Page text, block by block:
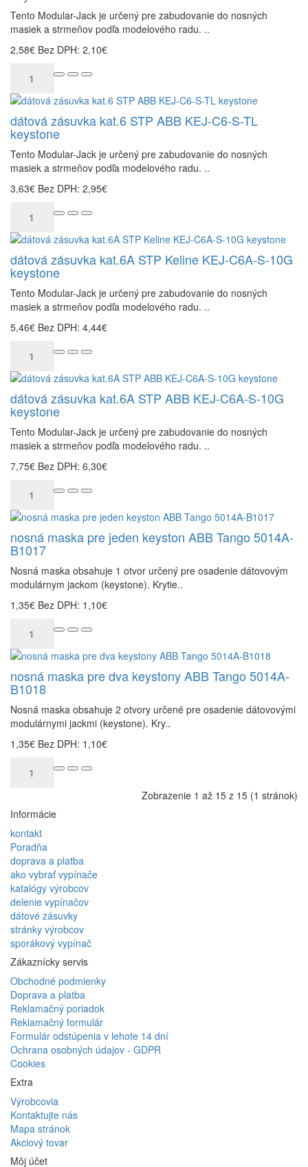
Tento Modular-Jack je určený pre zabudovanie do nosných
masiek a strmeňov podľa modelového radu. ..
2,58€ Bez DPH: 2,10€
dátová zásuvka kat.6 STP ABB KEJ-C6-S-TL
keystone
Tento Modular-Jack je určený pre zabudovanie do nosných
masiek a strmeňov podľa modelového radu. ..
3,63€ Bez DPH: 2,95€
dátová zásuvka kat.6A STP Keline KEJ-C6A-S-10G
keystone
Tento Modular-Jack je určený pre zabudovanie do nosných
masiek a strmeňov podľa modelového radu. ..
5,46€ Bez DPH: 4,44€
dátová zásuvka kat.6A STP ABB KEJ-C6A-S-10G
keystone
Tento Modular-Jack je určený pre zabudovanie do nosných
masiek a strmeňov podľa modelového radu. ..
7,75€ Bez DPH: 6,30€
nosná maska pre jeden keyston ABB Tango 5014A-
B1017
Nosná maska obsahuje 1 otvor určený pre osadenie dátovovým
modulárnym jackom (keystone). Krytie..
1,35€ Bez DPH: 1,10€
nosná maska pre dva keystony ABB Tango 5014A-
B1018
Nosná maska obsahuje 2 otvory určené pre osadenie dátovovými
modulárnymi jackmi (keystone). Kry..
1,35€ Bez DPH: 1,10€
Zobrazenie 1 až 15 z 15 (1 stránok)
Informácie
kontakt
Poradňa
doprava a platba
ako vybrať vypínače
katalógy výrobcov
delenie vypínačov
dátové zásuvky
stránky výrobcov
sporákový vypínač
Zákaznícky servis
Obchodné podmienky
Doprava a platba
Reklamačný poriadok
Reklamačný formulár
Formulár odstúpenia v lehote 14 dní
Ochrana osobných údajov - GDPR
Cookies
Extra
Výrobcovia
Kontaktujte nás
Mapa stránok
Akciový tovar
Môj účet